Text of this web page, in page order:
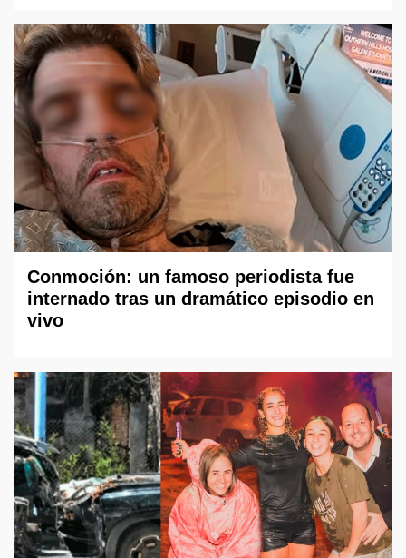
Conmoción: un famoso periodista fue
internado tras un dramático episodio en
vivo